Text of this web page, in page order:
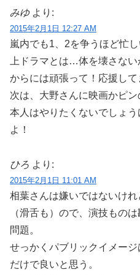
みゆ より:
2015年2月1日 12:27 AM
嵐内でも1、2を争うほど忙
上ドラマとは…体を壊さな
からには頑張って！応援して
次は、大野さんに映画かピ
本人はやりたくないでしょ
よ！
ひろ より:
2015年2月1日 11:01 AM
相葉さんは嫌いではないけ
（滑舌も）ので、演技もの
問題。
せっかくパブリックイメー
だけで良いと思う。